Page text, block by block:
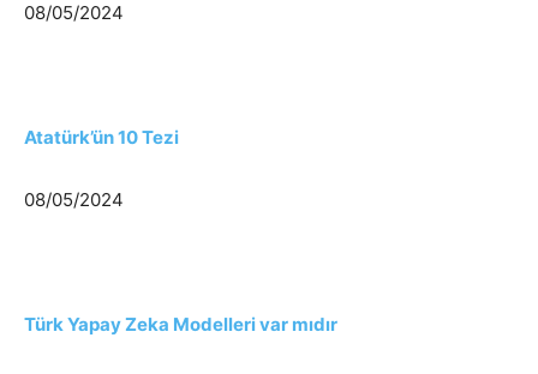
08/05/2024
Atatürk’ün 10 Tezi
08/05/2024
Türk Yapay Zeka Modelleri var mıdır